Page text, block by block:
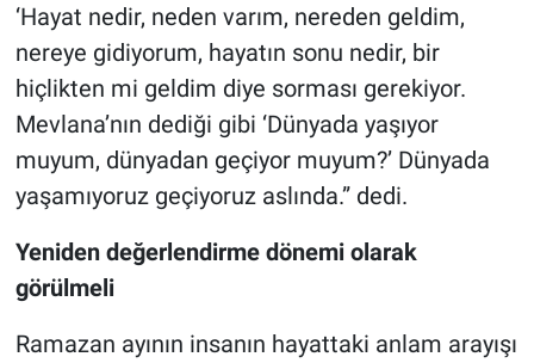
‘Hayat nedir, neden varım, nereden geldim,
nereye gidiyorum, hayatın sonu nedir, bir
hiçlikten mi geldim diye sorması gerekiyor.
Mevlana’nın dediği gibi ‘Dünyada yaşıyor
muyum, dünyadan geçiyor muyum?’ Dünyada
yaşamıyoruz geçiyoruz aslında.” dedi.
Yeniden değerlendirme dönemi olarak
görülmeli
Ramazan ayının insanın hayattaki anlam arayışı